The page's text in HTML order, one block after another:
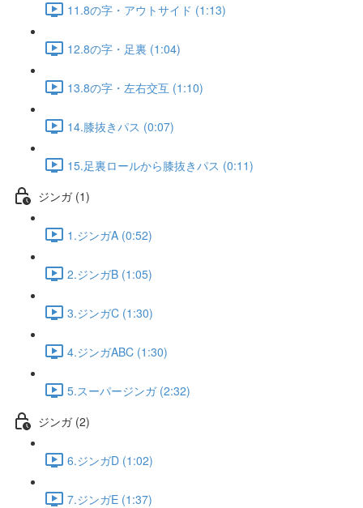
11.8の字・アウトサイド (1:13)
12.8の字・足裏 (1:04)
13.8の字・左右交互 (1:10)
14.膝抜きパス (0:07)
15.足裏ロールから膝抜きパス (0:11)
ジンガ (1)
1.ジンガA (0:52)
2.ジンガB (1:05)
3.ジンガC (1:30)
4.ジンガABC (1:30)
5.スーパージンガ (2:32)
ジンガ (2)
6.ジンガD (1:02)
7.ジンガE (1:37)